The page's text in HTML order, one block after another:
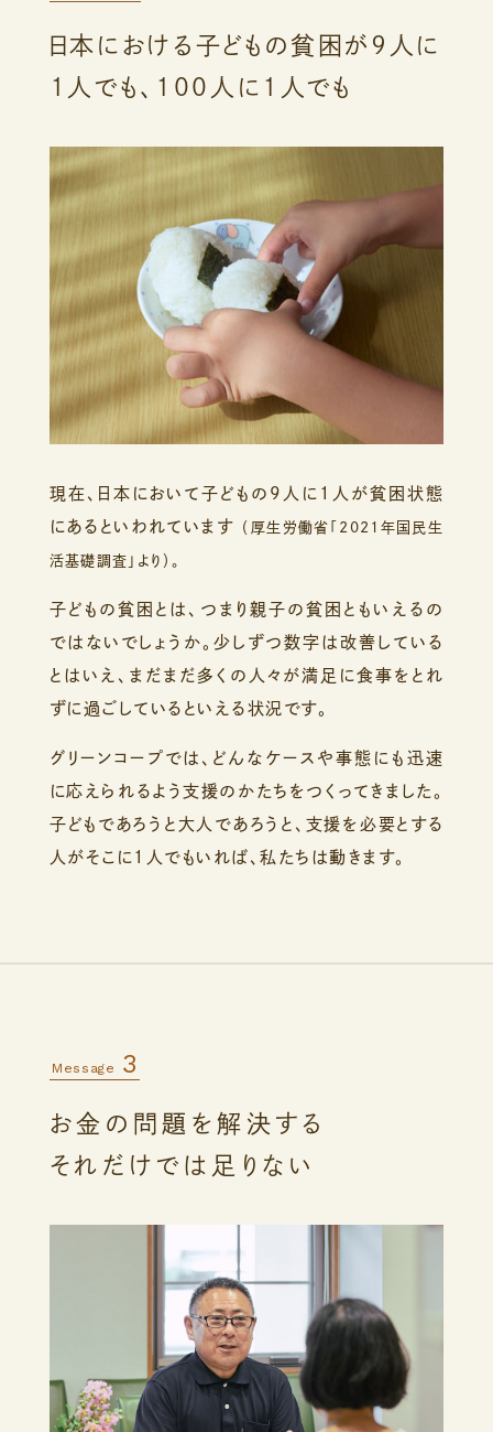
日本における子どもの貧困が 9人に
1人でも、100人に1人でも
現在、日本において子どもの9人に1人が貧困状態
にあるといわれています
（厚生労働省「2021年国民生
活基礎調査」より）。
子どもの貧困とは、つまり親子の貧困ともいえるの
ではないでしょうか。 少しずつ数字は改善している
とはいえ、まだまだ多くの人々が満足に食事をとれ
ずに過ごしているといえる状況です。
グリーンコープでは、どんなケースや事態にも 迅速
に応えられるよう支援のかたちをつくってきました。
子どもであろうと大人であろうと、 支援を必要とする
人がそこに1人でもいれば、私たちは動きます。
Message 3
お金の問題を解決する
それだけでは足りない